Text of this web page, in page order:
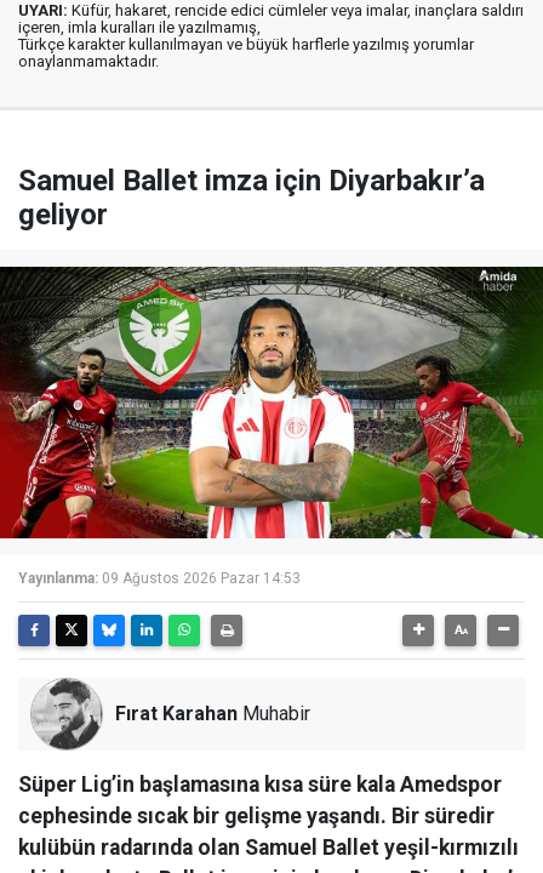
UYARI: Küfür, hakaret, rencide edici cümleler veya imalar, inançlara saldırı
içeren, imla kuralları ile yazılmamış,
Türkçe karakter kullanılmayan ve büyük harflerle yazılmış yorumlar
onaylanmamaktadır.
Samuel Ballet imza için Diyarbakır’a
geliyor
Yayınlanma: 09 Ağustos 2026 Pazar 14:53
Fırat Karahan Muhabir
Süper Lig’in başlamasına kısa süre kala Amedspor
cephesinde sıcak bir gelişme yaşandı. Bir süredir
kulübün radarında olan Samuel Ballet yeşil-kırmızılı